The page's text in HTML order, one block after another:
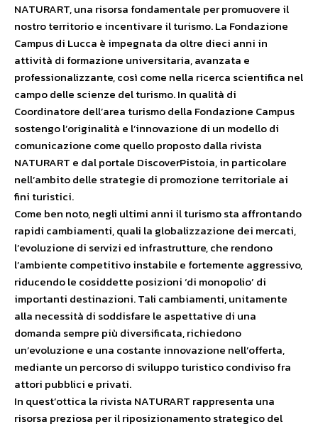
NATURART, una risorsa fondamentale per promuovere il
nostro territorio e incentivare il turismo.La Fondazione
Campus di Lucca è impegnata da oltre dieci anni in
attività di formazione universitaria, avanzata e
professionalizzante, così come nella ricerca scientifica nel
campo delle scienze del turismo. In qualità di
Coordinatore dell’area turismo della Fondazione Campus
sostengo l’originalità e l’innovazione di un modello di
comunicazione come quello proposto dalla rivista
NATURART e dal portale DiscoverPistoia, in particolare
nell’ambito delle strategie di promozione territoriale ai
fini turistici.
Come ben noto, negli ultimi anni il turismo sta affrontando
rapidi cambiamenti, quali la globalizzazione dei mercati,
l’evoluzione di servizi ed infrastrutture, che rendono
l’ambiente competitivo instabile e fortemente aggressivo,
riducendo le cosiddette posizioni ‘di monopolio’ di
importanti destinazioni. Tali cambiamenti, unitamente
alla necessità di soddisfare le aspettative di una
domanda sempre più diversificata, richiedono
un’evoluzione e una costante innovazione nell’offerta,
mediante un percorso di sviluppo turistico condiviso fra
attori pubblici e privati.
In quest’ottica la rivista NATURART rappresenta una
risorsa preziosa per il riposizionamento strategico del